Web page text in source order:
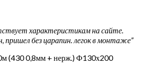
характеристикам на сайте.
пришел без царапин. легок в монтаже”
(430 0,8мм + нерж.) Ф130х200